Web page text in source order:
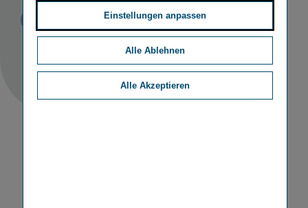
Veröffentlicht STICHWORTE
SONSTIGE
Einstellungen anpassen
Alle Ablehnen
Alle Akzeptieren